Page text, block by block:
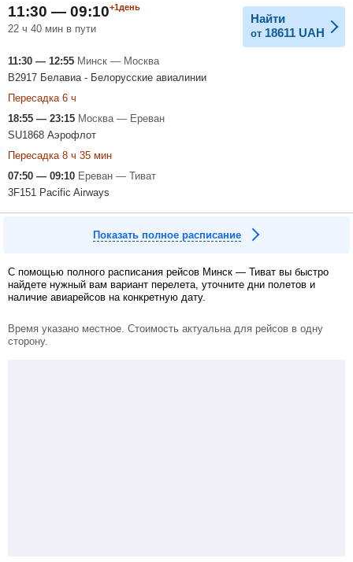
11:30 — 09:10+1день
22 ч 40 мин в пути
Найти
от 18611 UAH
11:30 — 12:55 Минск — Москва
B2917 Белавиа - Белорусские авиалинии
Пересадка 6 ч
18:55 — 23:15 Москва — Ереван
SU1868 Аэрофлот
Пересадка 8 ч 35 мин
07:50 — 09:10 Ереван — Тиват
3F151 Pacific Airways
Показать полное расписание
С помощью полного расписания рейсов Минск — Тиват вы быстро
найдете нужный вам вариант перелета, уточните дни полетов и
наличие авиарейсов на конкретную дату.
Время указано местное. Стоимость актуальна для рейсов в одну
сторону.